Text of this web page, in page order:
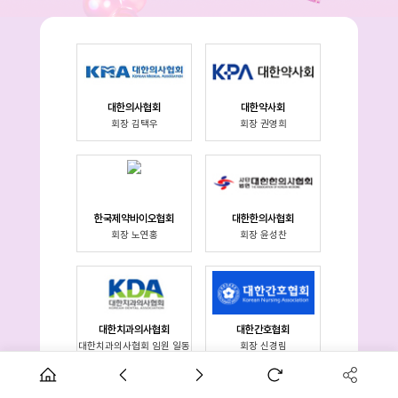
대한의사협회
회장 김택우
대한약사회
회장 권영희
한국제약바이오협회
회장 노연홍
대한한의사협회
회장 윤성찬
대한치과의사협회
대한치과의사협회 임원 일동
대한간호협회
회장 신경림